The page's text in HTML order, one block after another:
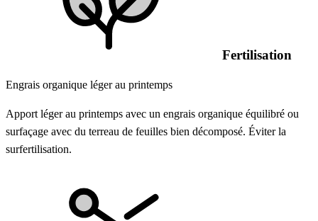
Fertilisation
Engrais organique léger au printemps
Apport léger au printemps avec un engrais organique équilibré ou
surfaçage avec du terreau de feuilles bien décomposé. Éviter la
surfertilisation.